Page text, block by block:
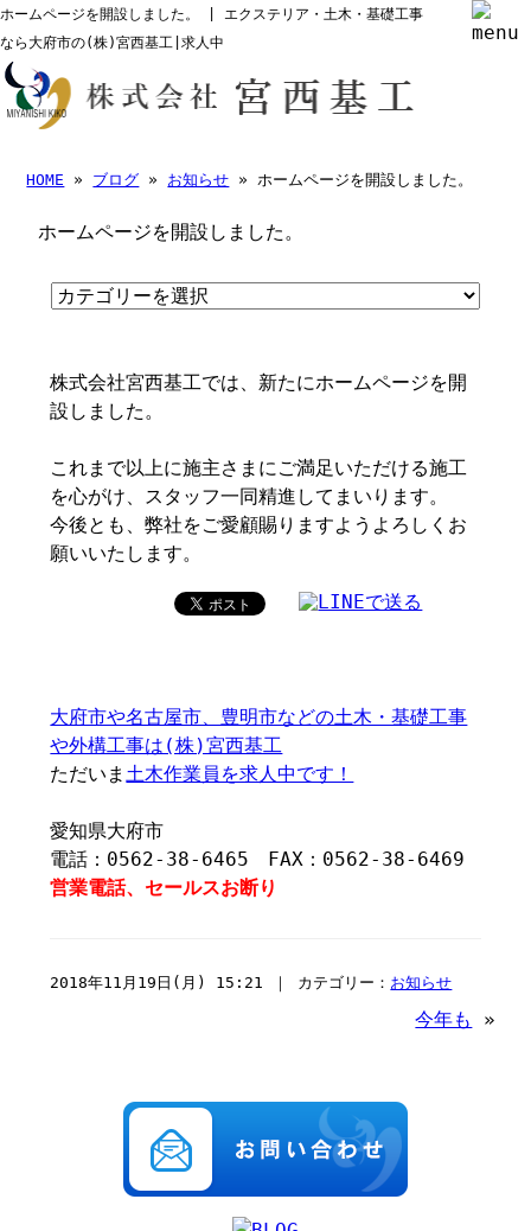
ホームページを開設しました。 | エクステリア・土木・基礎工事
なら大府市の(株)宮西基工|求人中
HOME » ブログ » お知らせ » ホームページを開設しました。
ホームページを開設しました。
株式会社宮西基工では、新たにホームページを開
設しました。
これまで以上に施主さまにご満足いただける施工
を心がけ、スタッフ一同精進してまいります。
今後とも、弊社をご愛顧賜りますようよろしくお
願いいたします。
大府市や名古屋市、豊明市などの土木・基礎工事
や外構工事は(株)宮西基工
ただいま 土木作業員を求人中です！
愛知県大府市
電話：0562-38-6465 FAX：0562-38-6469
営業電話、セールスお断り
2018年11月19日(月) 15:21 ｜ カテゴリー： お知らせ
今年も »